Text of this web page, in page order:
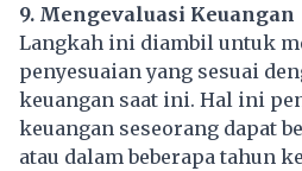
9. Mengevaluasi Keuangan
Langkah ini diambil untuk
penyesuaian yang sesuai
keuangan saat ini. Hal ini
keuangan seseorang dapat
atau dalam beberapa tahun